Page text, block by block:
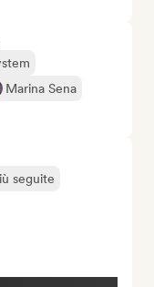
Marina Sena
seguite